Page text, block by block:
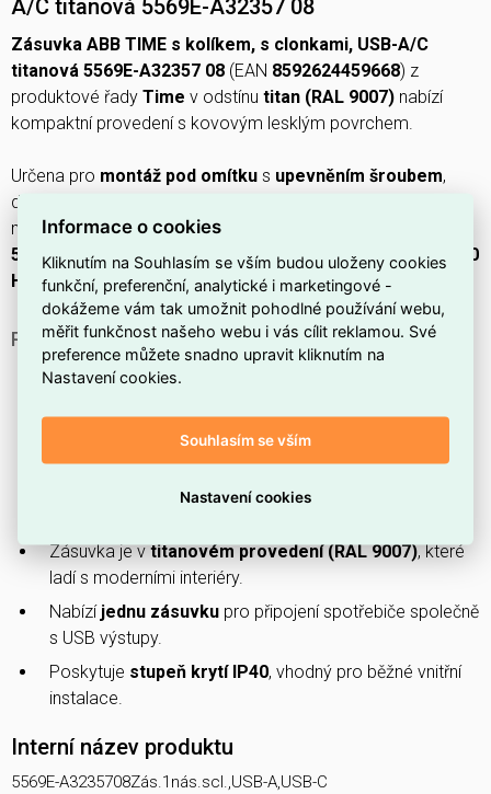
A/C titanová 5569E-A32357 08
Zásuvka ABB TIME s kolíkem, s clonkami, USB-A/C
titanová 5569E-A32357 08 (EAN 8592624459668) z
produktové řady Time v odstínu titan (RAL 9007) nabízí
kompaktní provedení s kovovým lesklým povrchem.
Určena pro montáž pod omítku s upevněním šroubem,
disponuje
materiálemnerezová ocel
57,8 mm × hloubka 71 mm , provozními hodnotami 250 V, 50
Hz
asmyčkovou funkcí.
PROČ SI VYBRAT TUTO ZÁSUVKU?
Zásuvka obsahuje
ochranným kolíkem
, které zabraňují přístupu cizích předmětů do
Zásuvka je v titanovém provedení (RAL 9007), které
ladí s moderními interiéry.
Nabízí jednu zásuvku pro připojení spotřebiče společně
s USB výstupy.
Poskytuje stupeň krytí IP40, vhodný pro běžné vnitřní
instalace.
Interní název produktu
5569E-A3235708Zás.1nás.scl.,USB-A,USB-C
Informace o cookies
Kliknutím na Souhlasím se vším budou uloženy cookies
funkční, preferenční, analytické i marketingové -
dokážeme vám tak umožnit pohodlné používání webu,
měřit funkčnost našeho webu i vás cílit reklamou. Své
preference můžete snadno upravit kliknutím na
Nastavení cookies.
Souhlasím se vším
Nastavení cookies